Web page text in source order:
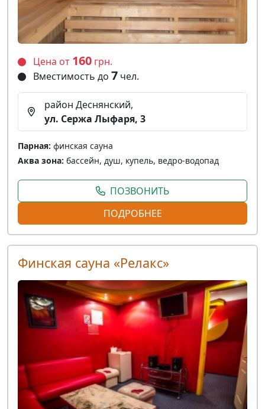
Цена от 160 грн.
Вместимость до 7 чел.
район Деснянский,
ул. Сержа Лыфаря, 3
Парная: финская сауна
Аква зона: бассейн, душ, купель, ведро-водопад
ПОЗВОНИТЬ
ПОДРОБНЕЕ
Финская сауна «Релакс»